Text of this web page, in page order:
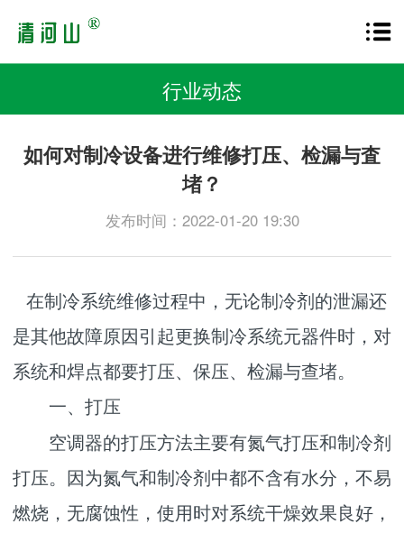
行业动态
如何对制冷设备进行维修打压、检漏与査
堵？
发布时间：2022-01-20 19:30
在制冷系统维修过程中，无论制冷剂的泄漏还
是其他故障原因引起更换制冷系统元器件时，对
系统和焊点都要打压、保压、检漏与查堵。
一、打压
空调器的打压方法主要有氮气打压和制冷剂
打压。因为氮气和制冷剂中都不含有水分，不易
燃烧，无腐蚀性，使用时对系统干燥效果良好，